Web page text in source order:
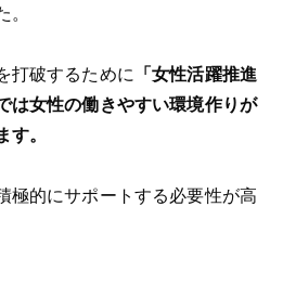
。
打破するために
「女性活躍推進
は女性の働きやすい環境作りが
す。
極的にサポートする必要性が高